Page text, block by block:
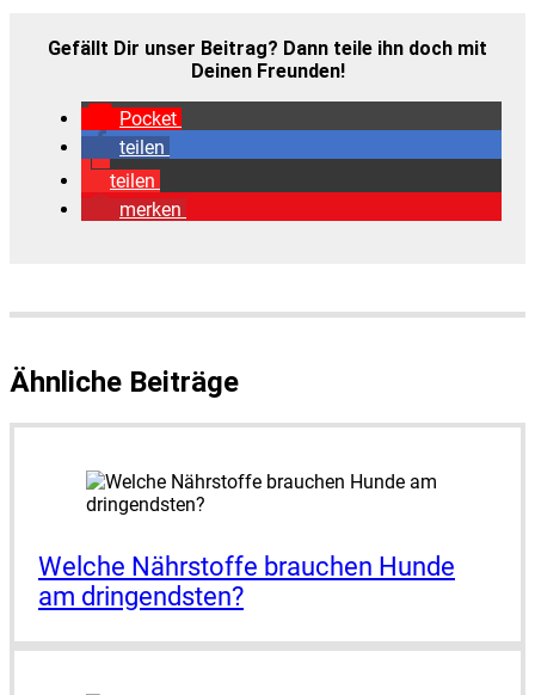
Gefällt Dir unser Bei­trag? Dann tei­le ihn doch mit
Dei­nen Freun­den!
Pocket
tei­len
tei­len
mer­ken
Ähnliche Beiträge
Wel­che Nähr­stof­fe brau­chen Hun­de
am drin­gends­ten?